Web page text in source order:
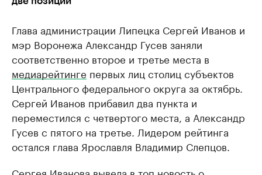
Глава администрации Липецка Сергей Иванов и
мэр Воронежа Александр Гусев заняли
соответственно второе и третье места в
медиарейтинге первых лиц столиц субъектов
Центрального федерального округа за октябрь.
Сергей Иванов прибавил два пункта и
переместился с четвертого места, а Александр
Гусев с пятого на третье. Лидером рейтинга
остался глава Ярославля Владимир Слепцов.